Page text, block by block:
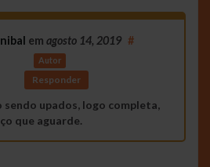
em agosto 14, 2019
Autor
#
Responder
sendo upados, logo completa,
que aguarde.